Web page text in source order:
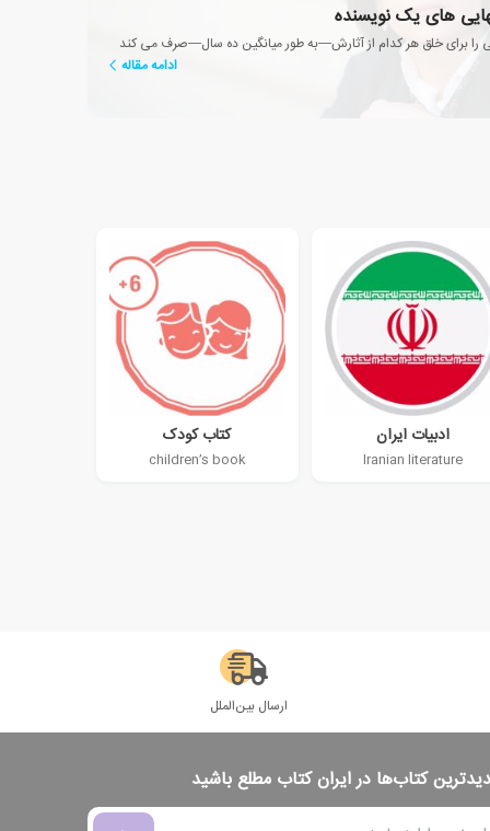
های یک نویسنده
را برای خلق هر کدام از آثارش—به طور میانگین ده سال—صرف می کند
ادامه مقاله
ادبیات ایران
Iranian literature
کتاب کودک
children’s book
ارسال بین‌الملل
کتاب‌ها در ایران کتاب مطلع باشید